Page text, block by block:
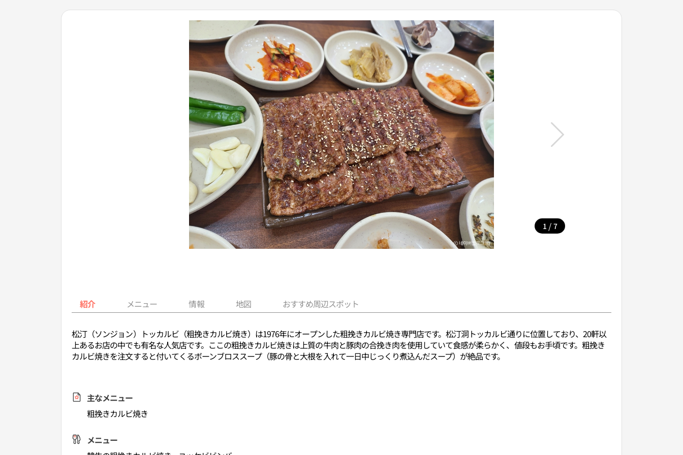
1 / 7
紹介 メニュー 情報 地図 おすすめ周辺スポット
松汀（ソンジョン）トッカルビ（粗挽きカルビ焼き）は1976年にオープンした粗挽きカルビ焼き専門店です。松汀洞トッカルビ通りに位置しており、20軒以
上あるお店の中でも有名な人気店です。ここの粗挽きカルビ焼きは上質の牛肉と豚肉の合挽き肉を使用していて食感が柔らかく、値段もお手頃です。粗挽き
カルビ焼きを注文すると付いてくるボーンブロススープ（豚の骨と大根を入れて一日中じっくり煮込んだスープ）が絶品です。
主なメニュー
粗挽きカルビ焼き
メニュー